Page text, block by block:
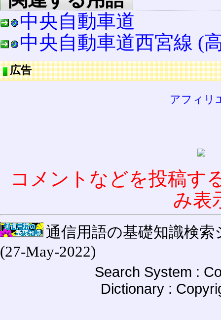
中央自動車道
中央自動車道西宮線 (
広告
アフィリ
コメントなどを投稿す
み表
通信用語の基礎知識検索
(27-May-2022)
Search System :
Dictionary :